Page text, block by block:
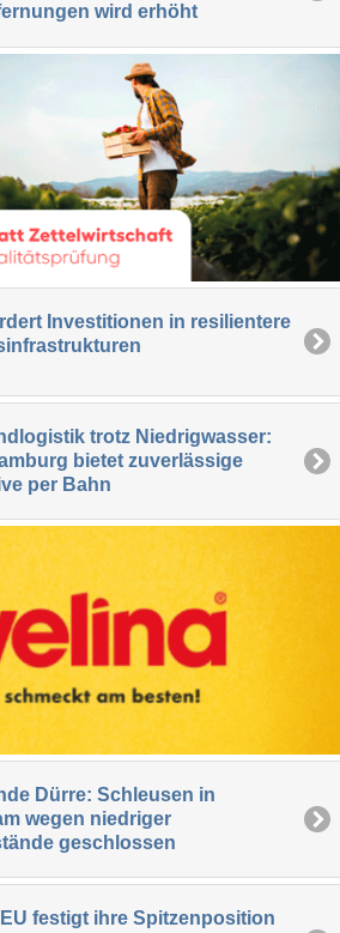
wird erhöht
Investitionen in resilientere
trotz Niedrigwasser:
bietet zuverlässige
per Bahn
Dürre: Schleusen in
wegen niedriger
geschlossen
EU festigt ihre Spitzenposition